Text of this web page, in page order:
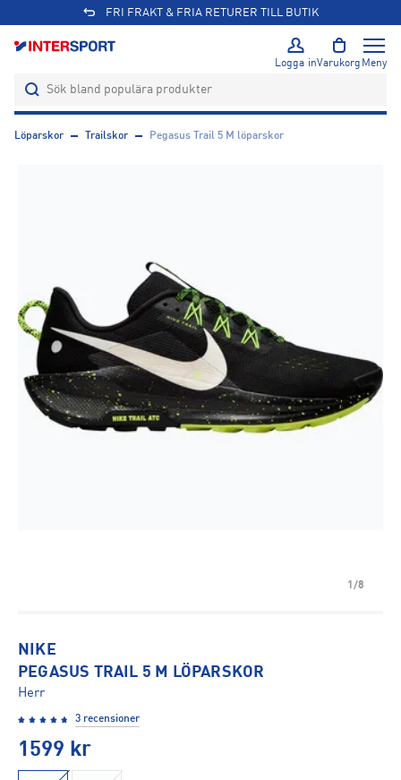
FRI FRAKT & FRIA RETURER TILL BUTIK
Logga inVarukorg Meny
Löparskor Trailskor Pegasus Trail 5 M löparskor
1/8
NIKE
PEGASUS TRAIL 5 M LÖPARSKOR
Herr
3 recensioner
1599 kr